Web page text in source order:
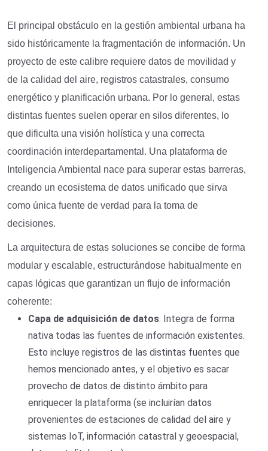
El principal obstáculo en la gestión ambiental urbana ha
sido históricamente la fragmentación de información. Un
proyecto de este calibre requiere datos de movilidad y
de la calidad del aire, registros catastrales, consumo
energético y planificación urbana. Por lo general, estas
distintas fuentes suelen operar en silos diferentes, lo
que dificulta una visión holística y una correcta
coordinación interdepartamental. Una plataforma de
Inteligencia Ambiental nace para superar estas barreras,
creando un ecosistema de datos unificado que sirva
como única fuente de verdad para la toma de
decisiones.
La arquitectura de estas soluciones se concibe de forma
modular y escalable, estructurándose habitualmente en
capas lógicas que garantizan un flujo de información
coherente:
Capa de adquisición de datos. Integra de forma
nativa todas las fuentes de información existentes.
Esto incluye registros de las distintas fuentes que
hemos mencionado antes, y el objetivo es sacar
provecho de datos de distinto ámbito para
enriquecer la plataforma (se incluirían datos
provenientes de estaciones de calidad del aire y
sistemas IoT, información catastral y geoespacial,